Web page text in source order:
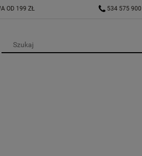
OD 199 ZŁ 534 575 900